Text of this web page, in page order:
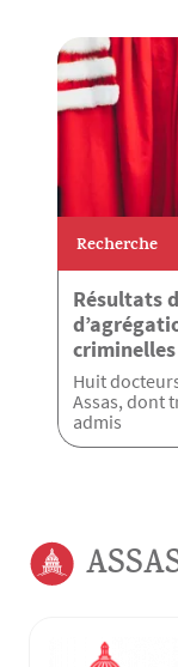
Recherche
Résultats
Huit
Assas, dont
admis